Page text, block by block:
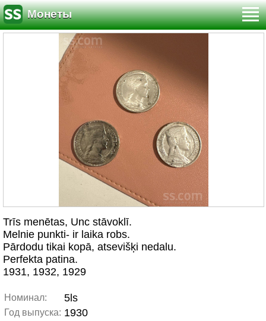
Монеты
Trīs menētas, Unc stāvoklī.
Melnie punkti- ir laika robs.
Pārdodu tikai kopā, atsevišķi nedalu.
Perfekta patina.
1931, 1932, 1929
Номинал: 5ls
Год выпуска: 1930